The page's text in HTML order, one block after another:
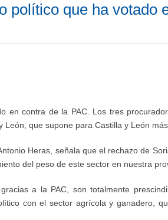
político que ha votado
en contra de la PAC. Los tres
que supone para Castilla y León
Heras, señala que el rechazo de
del peso de este sector en nuestra
a la PAC, son totalmente
con el sector agrícola y ganadero,